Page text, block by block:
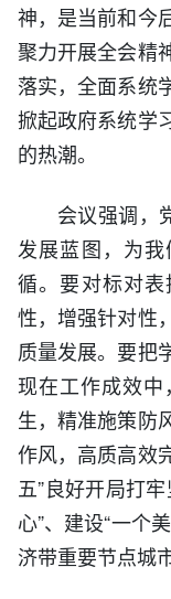
神，是当前和今
聚力开展全会精
落实，全面系统
掀起政府系统学
的热潮。
会议强调，
发展蓝图，为
循。要对标对表
性，增强针对性
质量发展。要把
现在工作成效
生，精准施策防
作风，高质高效
五”良好开局打
心”、建设“一个
济带重要节点城